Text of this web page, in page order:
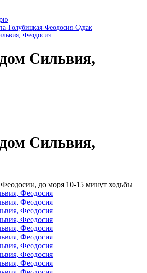
Голубицкая-Феодосия-Судак
Феодосия
Сильвия,
Сильвия,
Феодосии, до моря 10-15 минут ходьбы